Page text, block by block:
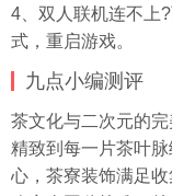
4、双人联机连不上
式，重启游戏。
九点小编测评
茶文化与二次元的
精致到每一片茶叶
心，茶寮装饰满足